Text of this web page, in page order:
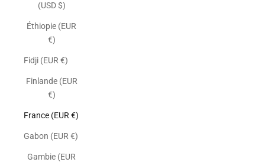
(USD $)
Éthiopie (EUR
€)
Fidji (EUR €)
Finlande (EUR
€)
France (EUR €)
Gabon (EUR €)
Gambie (EUR